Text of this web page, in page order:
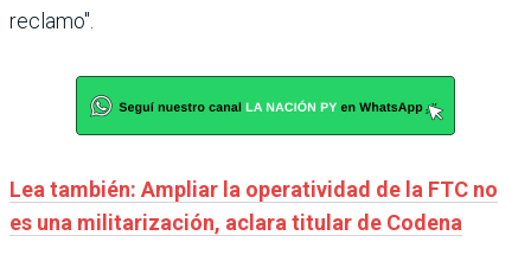
reclamo".
Lea también: Ampliar la operatividad de la FTC no
es una militarización, aclara titular de Codena